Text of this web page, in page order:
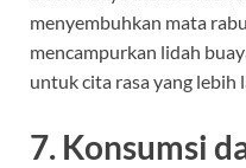
menyembuhkan mata
mencampurkan lidah
untuk cita rasa yang lebih
7. Konsumsi